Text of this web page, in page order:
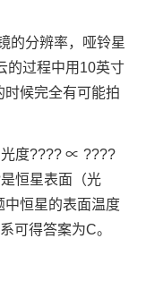
的分辨率，哑铃星
的过程中用10英寸
时候完全有可能拍
光度???? ∝ ????
恒星表面（光
中恒星的表面温度
可得答案为C。